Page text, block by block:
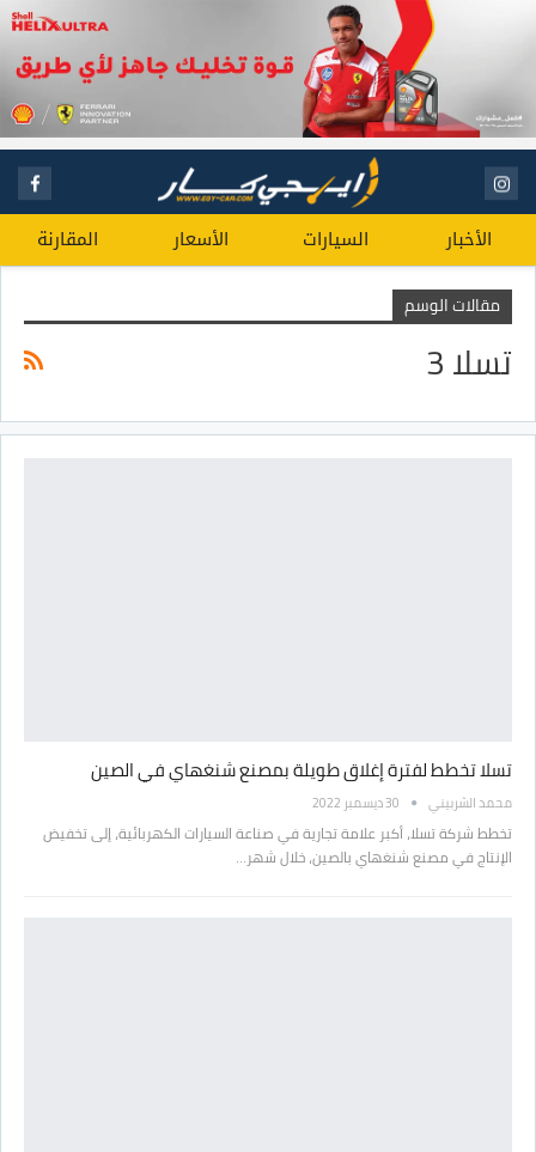
الأخبار السيارات الأسعار المقارنة
مقالات الوسم
تسلا 3
تسلا تخطط لفترة إغلاق طويلة بمصنع شنغهاي في الصين
محمد الشربيني 30 ديسمبر 2022
تخطط شركة تسلا، أكبر علامة تجارية في صناعة السيارات الكهربائية، إلى تخفيض
الإنتاج في مصنع شنغهاي بالصين، خلال شهر…